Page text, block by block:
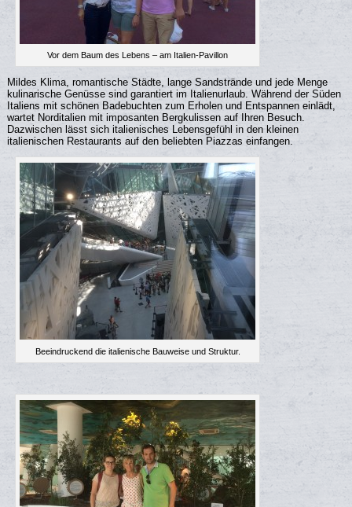
Vor dem Baum des Lebens – am Italien-Pavillon
Mildes Klima, romantische Städte, lange Sandstrände und jede Menge
kulinarische Genüsse sind garantiert im Italienurlaub. Während der Süden
Italiens mit schönen Badebuchten zum Erholen und Entspannen einlädt,
wartet Norditalien mit imposanten Bergkulissen auf Ihren Besuch.
Dazwischen lässt sich italienisches Lebensgefühl in den kleinen
italienischen Restaurants auf den beliebten Piazzas einfangen.
Beeindruckend die italienische Bauweise und Struktur.